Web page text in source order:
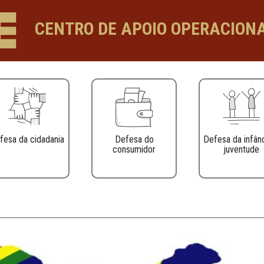
de Prevenção e Correção -
CENTRO DE APOIO
consumidor